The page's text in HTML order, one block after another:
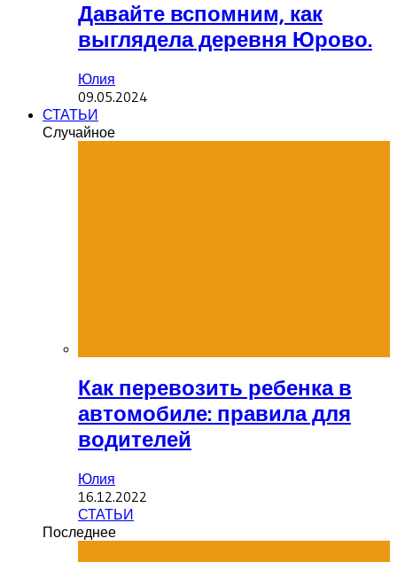
Давайте вспомним, как
выглядела деревня Юрово.
Юлия
09.05.2024
СТАТЬИ
Случайное
Как перевозить ребенка в
автомобиле: правила для
водителей
Юлия
16.12.2022
СТАТЬИ
Последнее